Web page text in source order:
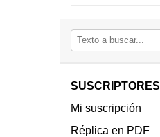
SUSCRIPTORES
Mi suscripción
Réplica en PDF